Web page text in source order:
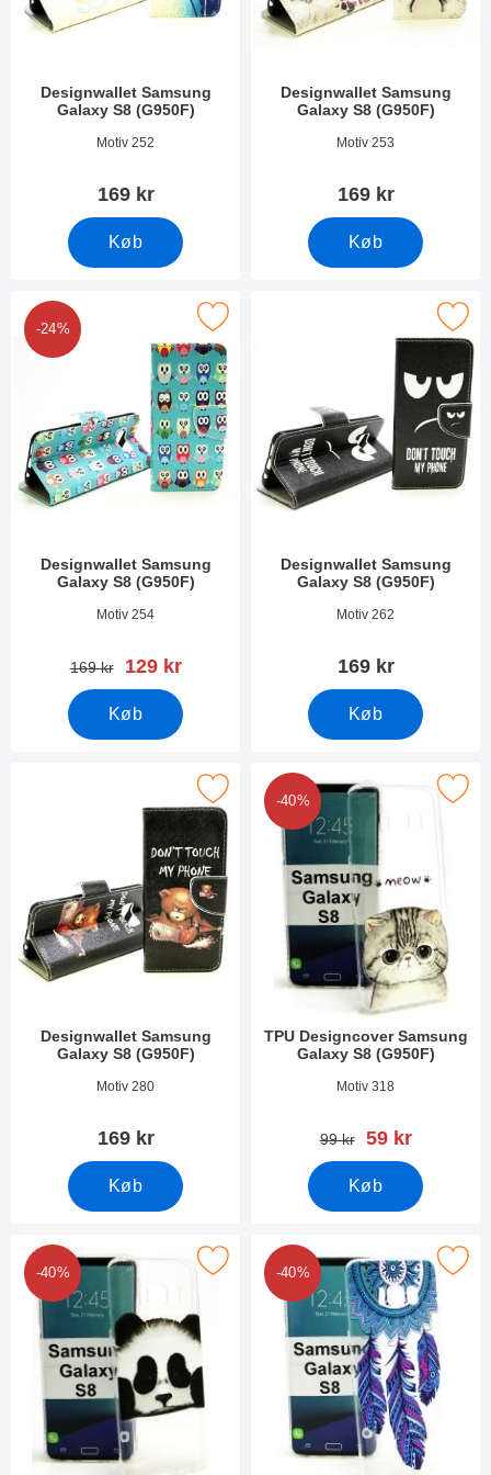
Designwallet Samsung
Galaxy S8 (G950F)
Varenr 21612Motiv 252
169 kr
Køb
Designwallet Samsung
Galaxy S8 (G950F)
Varenr 21611Motiv 253
169 kr
Køb
-24%
Designwallet Samsung
Galaxy S8 (G950F)
Varenr 21610Motiv 254
pris
169 kr pris
129 kr
Køb
designwallet Samsung Galaxy S8 (G950F) som favorit
Designwallet Samsung
Galaxy S8 (G950F)
Varenr 21607Motiv 262
169 kr
Køb
Marker designwallet Samsung
Designwallet Samsung
Galaxy S8 (G950F)
Varenr 21549Motiv 280
169 kr
Køb
designwallet Samsung Galaxy S8 (G950F) som favorit
-40%
TPU Designcover Samsung
Galaxy S8 (G950F)
Varenr 21484Motiv 318
pris
99 kr pris
59 kr
Køb
Marker tPU Designcover Samsung
-40%
tPU Designcover Samsung Galaxy S8 (G950F) som favorit
-40%
Marker tPU Designcover Samsung